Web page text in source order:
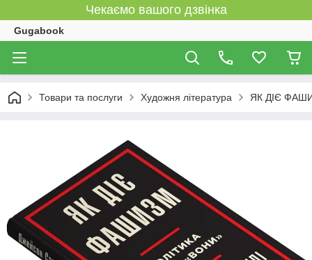
Чекаємо вашого дзвінка
Gugabook
Товари та послуги Художня література ЯК ДІЄ